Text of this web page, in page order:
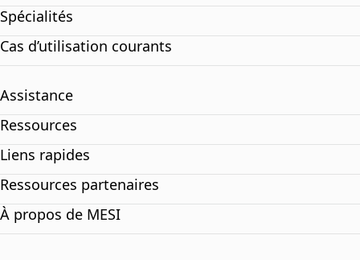
Spécialités
Cas d’utilisation courants
Assistance
Ressources
Liens rapides
Ressources partenaires
À propos de MESI